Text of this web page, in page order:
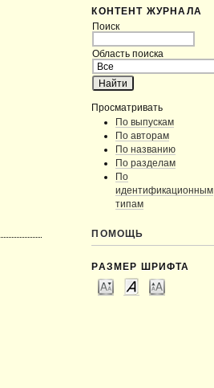
КОНТЕНТ ЖУРНАЛА
Поиск
Область поиска
Просматривать
По выпускам
По авторам
По названию
По разделам
По
идентификационным
типам
ПОМОЩЬ
РАЗМЕР ШРИФТА